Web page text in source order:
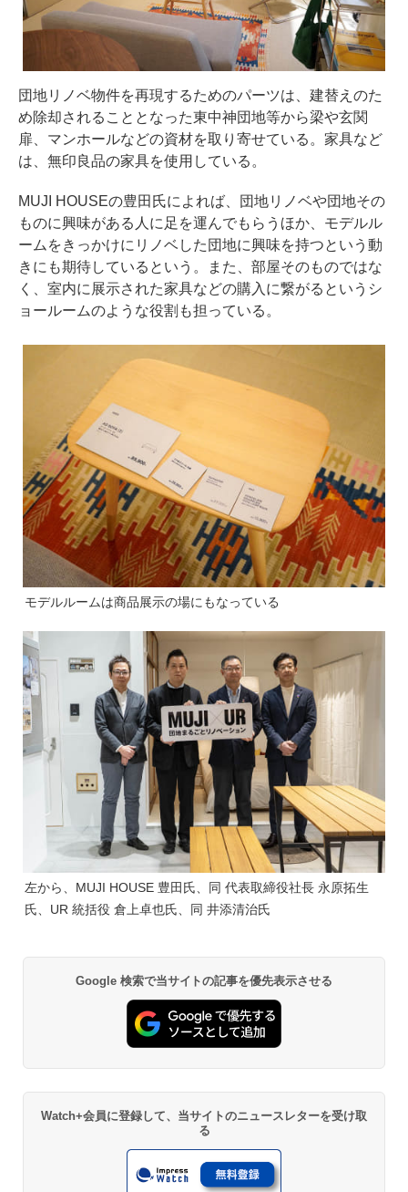
団地リノベ物件を再現するためのパーツは、建替えのた
め除却されることとなった東中神団地等から梁や玄関
扉、マンホールなどの資材を取り寄せている。家具など
は、無印良品の家具を使用している。
MUJI HOUSEの豊田氏によれば、団地リノベや団地その
ものに興味がある人に足を運んでもらうほか、モデルル
ームをきっかけにリノベした団地に興味を持つという動
きにも期待しているという。また、部屋そのものではな
く、室内に展示された家具などの購入に繋がるというシ
ョールームのような役割も担っている。
モデルルームは商品展示の場にもなっている
左から、MUJI HOUSE 豊田氏、同 代表取締役社長 永原拓生
氏、UR 統括役 倉上卓也氏、同 井添清治氏
Google 検索で当サイトの記事を優先表示させる
Watch+会員に登録して、当サイトのニュースレターを受け取
る